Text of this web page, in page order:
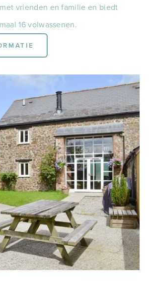
vrienden en familie en biedt
16 volwassenen.